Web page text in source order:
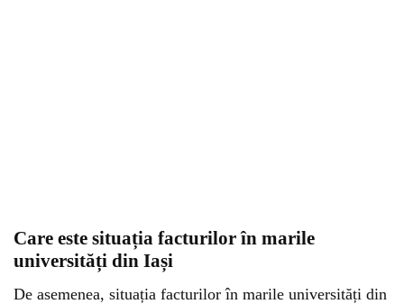
Care este situația facturilor în marile
universități din Iași
De asemenea, situația facturilor în marile universități din